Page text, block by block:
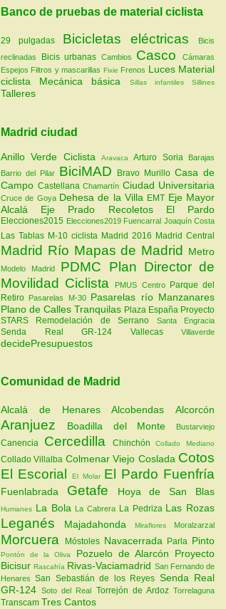
Banco de pruebas de material ciclista
29 pulgadas Bicicletas eléctricas
Bicis
reclinadas
Bicis urbanas Cambios Casco
Cámaras
Espejos Filtros y mascarillas Fixie Frenos Luces Material
ciclista
Mecánica básica Sillas infantiles Sillines
Talleres
Madrid ciudad
Anillo Verde Ciclista AravacaArturo Soria
Barajas
Barrio del Pilar BiciMAD Bravo MurilloCasa de
Campo Castellana Chamartín Ciudad Universitaria
Cruce de Goya Dehesa de la Villa EMT Eje Mayor
Alcalá Eje Prado Recoletos El Pardo
Elecciones2015 Elecciones2019 Fuencarral Joaquín Costa
Las Tablas M-10 ciclista Madrid 2016 Madrid Central
Madrid Río Mapas de Madrid Metro
Modelo Madrid PDMC Plan Director de
Movilidad Ciclista
PMUS Centro Parque del
Retiro Pasarelas M-30 Pasarelas río Manzanares
Plano de Calles Tranquilas Plaza España Proyecto
STARS Remodelación de Serrano Santa Engracia
Senda Real GR-124 Vallecas Villaverde
decidePresupuestos
Comunidad de Madrid
Alcalá de HenaresAlcobendas Alcorcón
Aranjuez Boadilla del Monte Bustarviejo
Canencia Cercedilla ChinchónCollado Mediano
Collado Villalba Colmenar Viejo Coslada Cotos
El EscorialEl Molar El Pardo Fuenfría
Fuenlabrada Getafe Hoya de San Blas
Humanes La Bola La Cabrera La Pedriza Las Rozas
Leganés Majadahonda Miraflores Moralzarzal
Morcuera Móstoles Navacerrada Parla Pinto
Pontón de la Oliva Pozuelo de Alarcón Proyecto
BicisurRascafría Rivas-Vaciamadrid San Fernando de
HenaresSan Sebastián de los Reyes Senda Real
GR-124Soto del Real Torrejón de ArdozTorrelaguna
Transcam Tres Cantos